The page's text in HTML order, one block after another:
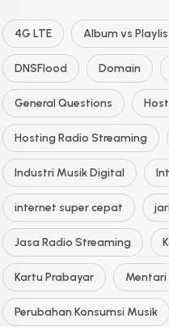
4G LTE Album vs
DNSFlood Domain
General Questions
Hosting Radio Streaming
Industri Musik Digital
internet super cepat
Jasa Radio Streaming
Kartu Prabayar Mentari
Perubahan Konsumsi Musik